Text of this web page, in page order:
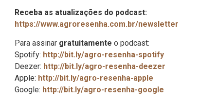
Receba as atualizações do podcast:
https://www.agroresenha.com.br/newsletter
Para assinar gratuitamente o podcast:
Spotify: http://bit.ly/agro-resenha-spotify
Deezer: http://bit.ly/agro-resenha-deezer
Apple: http://bit.ly/agro-resenha-apple
Google: http://bit.ly/agro-resenha-google